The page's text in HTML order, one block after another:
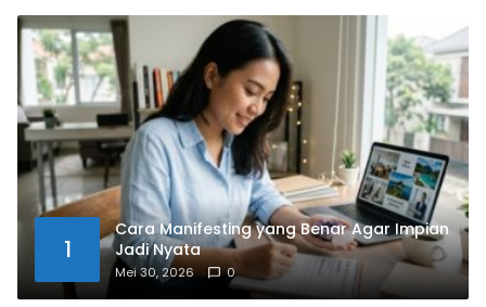
1
Cara Manifesting yang Benar Agar Impian
Jadi Nyata
Mei 30, 2026 0